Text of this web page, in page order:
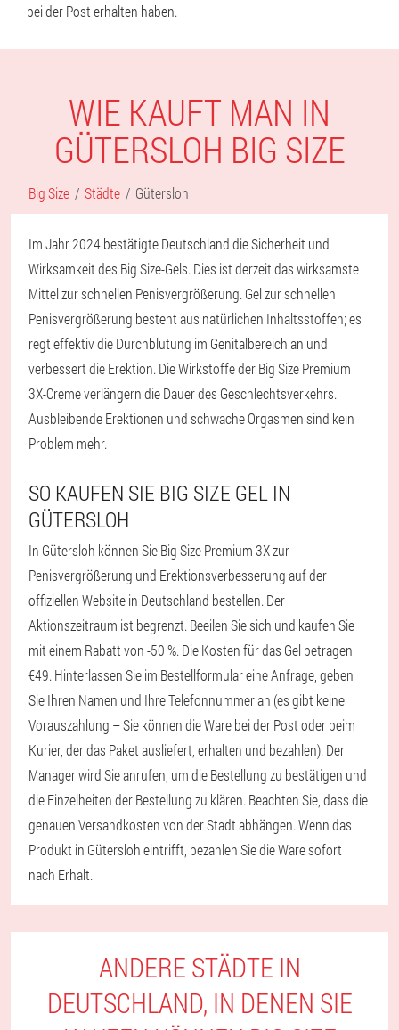
bei der Post erhalten haben.
WIE KAUFT MAN IN
GÜTERSLOH BIG SIZE
Big Size Städte Gütersloh
Im Jahr 2024 bestätigte Deutschland die Sicherheit und
Wirksamkeit des Big Size-Gels. Dies ist derzeit das wirksamste
Mittel zur schnellen Penisvergrößerung. Gel zur schnellen
Penisvergrößerung besteht aus natürlichen Inhaltsstoffen; es
regt effektiv die Durchblutung im Genitalbereich an und
verbessert die Erektion. Die Wirkstoffe der Big Size Premium
3X-Creme verlängern die Dauer des Geschlechtsverkehrs.
Ausbleibende Erektionen und schwache Orgasmen sind kein
Problem mehr.
SO KAUFEN SIE BIG SIZE GEL IN
GÜTERSLOH
In Gütersloh können Sie Big Size Premium 3X zur
Penisvergrößerung und Erektionsverbesserung auf der
offiziellen Website in Deutschland bestellen. Der
Aktionszeitraum ist begrenzt. Beeilen Sie sich und kaufen Sie
mit einem Rabatt von -50 %. Die Kosten für das Gel betragen
€49. Hinterlassen Sie im Bestellformular eine Anfrage, geben
Sie Ihren Namen und Ihre Telefonnummer an (es gibt keine
Vorauszahlung – Sie können die Ware bei der Post oder beim
Kurier, der das Paket ausliefert, erhalten und bezahlen). Der
Manager wird Sie anrufen, um die Bestellung zu bestätigen und
die Einzelheiten der Bestellung zu klären. Beachten Sie, dass die
genauen Versandkosten von der Stadt abhängen. Wenn das
Produkt in Gütersloh eintrifft, bezahlen Sie die Ware sofort
nach Erhalt.
ANDERE STÄDTE IN
DEUTSCHLAND, IN DENEN SIE